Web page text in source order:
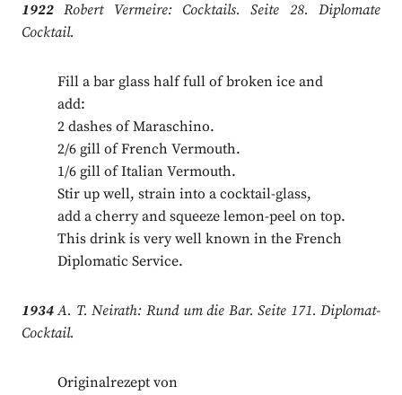
1922Robert Vermeire: Cocktails. Seite 28. Diplomate
Cocktail.
Fill a bar glass half full of broken ice and
add:
2 dashes of Maraschino.
2/6 gill of French Vermouth.
1/6 gill of Italian Vermouth.
Stir up well, strain into a cocktail-glass,
add a cherry and squeeze lemon-peel on top.
This drink is very well known in the French
Diplomatic Service.
1934A. T. Neirath: Rund um die Bar. Seite 171. Diplomat-
Cocktail.
Originalrezept von